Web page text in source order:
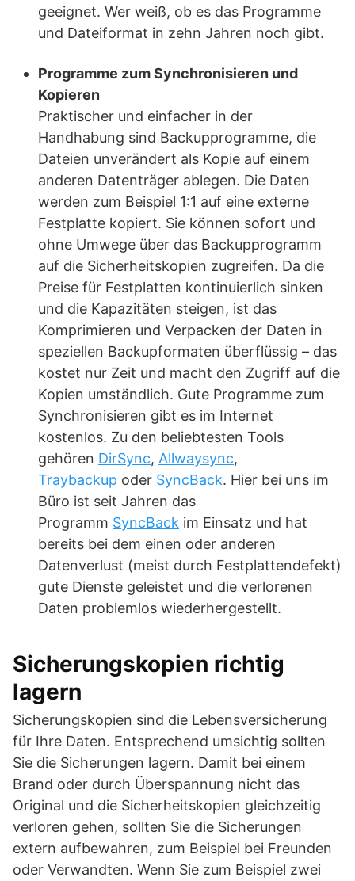
geeignet. Wer weiß, ob es das Programme
und Dateiformat in zehn Jahren noch gibt.
Programme zum Synchronisieren und
Kopieren
Praktischer und einfacher in der
Handhabung sind Backupprogramme, die
Dateien unverändert als Kopie auf einem
anderen Datenträger ablegen. Die Daten
werden zum Beispiel 1:1 auf eine externe
Festplatte kopiert. Sie können sofort und
ohne Umwege über das Backupprogramm
auf die Sicherheitskopien zugreifen. Da die
Preise für Festplatten kontinuierlich sinken
und die Kapazitäten steigen, ist das
Komprimieren und Verpacken der Daten in
speziellen Backupformaten überflüssig – das
kostet nur Zeit und macht den Zugriff auf die
Kopien umständlich. Gute Programme zum
Synchronisieren gibt es im Internet
kostenlos. Zu den beliebtesten Tools
gehören DirSync, Allwaysync,
Traybackup oder SyncBack. Hier bei uns im
Büro ist seit Jahren das
Programm SyncBack im Einsatz und hat
bereits bei dem einen oder anderen
Datenverlust (meist durch Festplattendefekt)
gute Dienste geleistet und die verlorenen
Daten problemlos wiederhergestellt.
Sicherungskopien richtig
lagern
Sicherungskopien sind die Lebensversicherung
für Ihre Daten. Entsprechend umsichtig sollten
Sie die Sicherungen lagern. Damit bei einem
Brand oder durch Überspannung nicht das
Original und die Sicherheitskopien gleichzeitig
verloren gehen, sollten Sie die Sicherungen
extern aufbewahren, zum Beispiel bei Freunden
oder Verwandten. Wenn Sie zum Beispiel zwei